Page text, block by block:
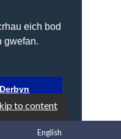
eich bod
gwefan.
Derbyn
to content
English